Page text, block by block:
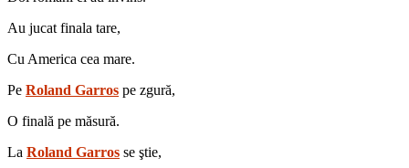
Au jucat finala tare,
Cu America cea mare.
Pe Roland Garros pe zgură,
O finală pe măsură.
La Roland Garros se ştie,